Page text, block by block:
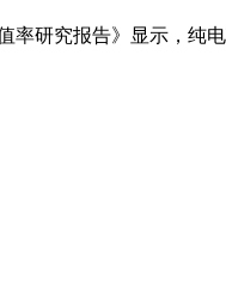
率研究报告》显示，纯